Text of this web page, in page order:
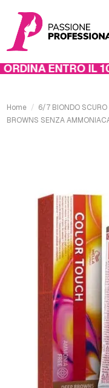
ENTRO IL 10
Home
6/7 BIONDO SCURO
BROWNS SENZA